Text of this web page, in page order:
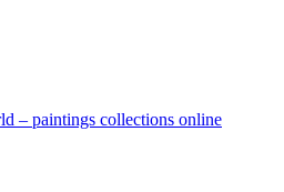
– paintings collections online